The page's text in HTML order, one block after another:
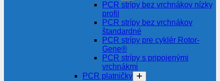
PCR strípy bez vrchnákov nízky
profil
PCR strípy bez vrchnákov
štandardné
PCR strípy pre cyklér Rotor-
Gene®
PCR strípy s pripojenými
vrchnákmi
PCR platničky